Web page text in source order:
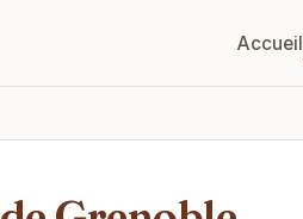
Accueil